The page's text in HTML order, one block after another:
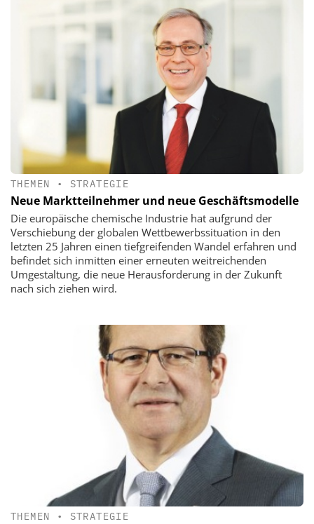
THEMEN • STRATEGIE
Neue Marktteilnehmer und neue Geschäftsmodelle
Die europäische chemische Industrie hat aufgrund der
Verschiebung der globalen Wettbewerbssituation in den
letzten 25 Jahren einen tiefgreifenden Wandel erfahren und
befindet sich inmitten einer erneuten weitreichenden
Umgestaltung, die neue Herausforderung in der Zukunft
nach sich ziehen wird.
THEMEN • STRATEGIE